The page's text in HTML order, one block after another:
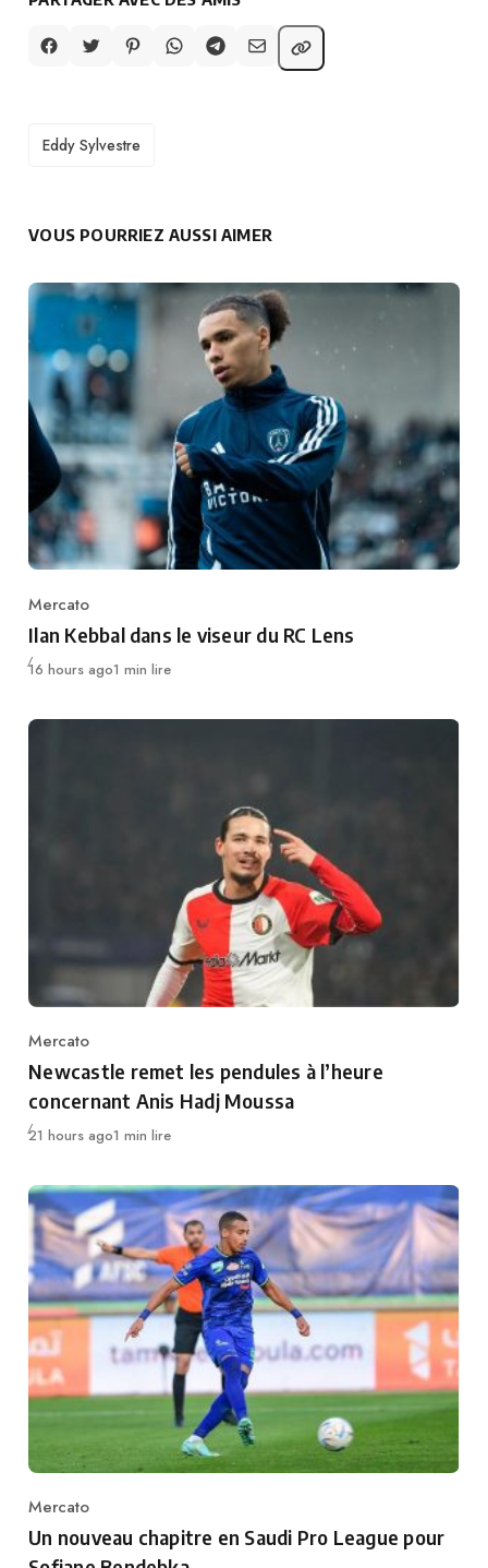
TAGS
Eddy Sylvestre
VOUS POURRIEZ AUSSI AIMER
Category
Mercato
Ilan Kebbal dans le viseur du RC Lens
Publié
16 hours ago1 min lire
Category
Mercato
Newcastle remet les pendules à l’heure
concernant Anis Hadj Moussa
Publié
21 hours ago1 min lire
Category
Mercato
Un nouveau chapitre en Saudi Pro League pour